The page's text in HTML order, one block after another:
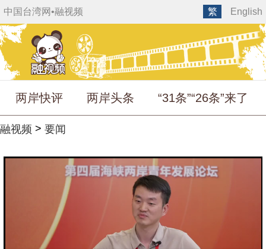
中国台湾网•融视频 English
繁
两岸快评 两岸头条 “31条”“26条”来了
融视频 > 要闻